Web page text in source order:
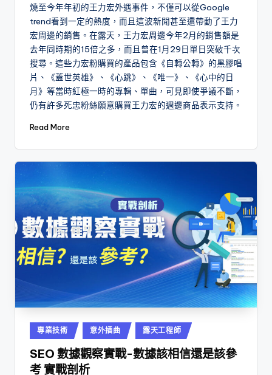
燒至今年年初的王力宏外遇事件，不僅可以從Google
trend看到一定的熱度，而且這波新聞甚至還帶動了王力
宏周邊的銷售。在露天，王力宏周邊今年2月的銷售額是
去年同時期的15倍之多，而且曾在1月29日單日突破千次
搜尋。這些力宏粉購買的產品包含《自轉公轉》的黑膠唱
片、《蓋世英雄》、《心跳》、《唯一》、《心中的日
月》等當時紅極一時的專輯、單曲，可見即使爭議不斷，
仍有許多死忠粉絲願意購買王力宏的週邊商品表示支持。
Read More
Posted
in
專業技術 意外插曲 露天工程師
SEO 數據觀察實戰-數據該相信還是該參
考 實戰剖析